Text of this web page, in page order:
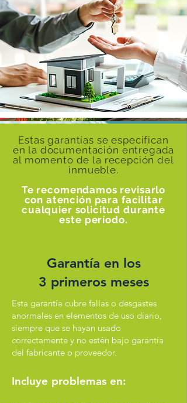
Estas garantías se especifican
en la documentación entregada
al momento de la recepción del
inmueble.
Te recomendamos revisarlo
con atención para facilitar
cualquier solicitud durante
este período.
Garantía en los
3 primeros meses
Esta garantía cubre fallas o desgastes
anormales en elementos de uso diario,
siempre que se hayan usado
correctamente y no estén bajo garantía
del fabricante o proveedor.
Incluye problemas en: